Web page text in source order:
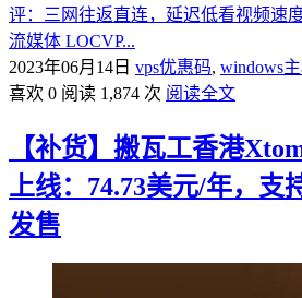
评：三网往返直连，延迟低看视频速
流媒体 LOCVP...
2023年06月14日 vps优惠码, windows
喜欢 0 阅读 1,874 次 阅读全文
【补货】搬瓦工香港
上线：74.73美元/年，支
发售